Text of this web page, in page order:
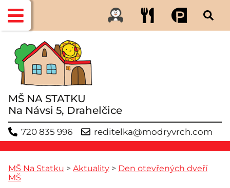
MŠ NA STATKU
Na Návsi 5, Drahelčice
720 835 996 reditelka@modryvrch.com
MŠ Na Statku > Aktuality > Den otevřených dveří
MŠ